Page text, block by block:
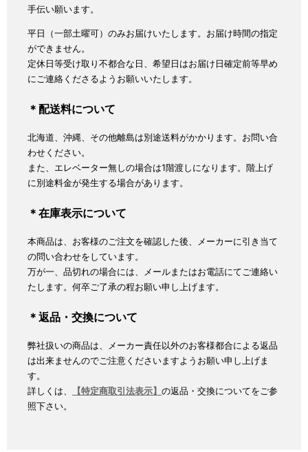
手伝い願います。
平日（一部土曜可）のみお届けいたします。お届け時間の指定
ができません。
定休日等受け取り不都合な日、希望日はお届け日確定前等早め
にご連絡くださるようお願いいたします。
＊配送料について
北海道、沖縄、その他離島は別途送料がかかります。お問い合
わせください。
また、エレベーター無しの場合は1階渡しになります。階上げ
に別途料金が発生する場合があります。
＊在庫表示について
本商品は、お客様のご注文を確認した後、メーカーに引き当て
の問い合わせをしています。
万が一、品切れの場合には、メールまたはお電話にてご連絡い
たします。何卒ご了承の程お願い申し上げます。
＊返品・交換について
弊社扱いの商品は、メーカー責任以外のお客様都合による返品
は出来ませんのでご注意くださいますようお願い申し上げま
す。
詳しくは、
【特定商取引法表示】 の返品・交換についてをご参
照下さい。